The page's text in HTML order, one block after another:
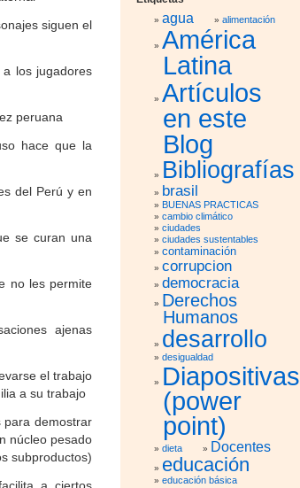
siguen el
los jugadores
peruana
hace que la
del Perú y en
se curan una
no les permite
ajenas
el trabajo
a su trabajo
para demostrar
núcleo pesado
subproductos)
a ciertos
agua alimentación
América
Latina
Artículos
en este
Blog
Bibliografías
brasil
BUENAS PRACTICAS
cambio climático
ciudades
ciudades sustentables
contaminación
corrupcion
democracia
Derechos
Humanos
desarrollo
desigualdad
Diapositivas
(power
point)
dieta Docentes
educación
educación básica